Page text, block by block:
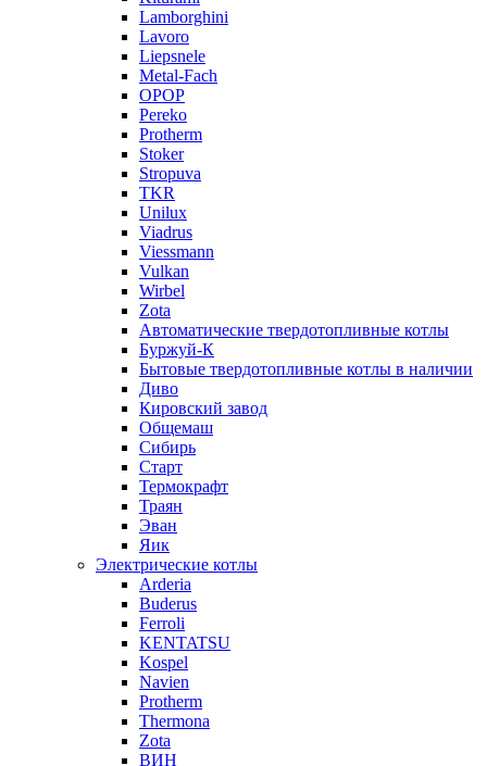
Lamborghini
Lavoro
Liepsnele
Metal-Fach
OPOP
Pereko
Protherm
Stoker
Stropuva
TKR
Unilux
Viadrus
Viessmann
Vulkan
Wirbel
Zota
Автоматические твердотопливные котлы
Буржуй-К
Бытовые твердотопливные котлы в наличии
Диво
Кировский завод
Общемаш
Сибирь
Старт
Термокрафт
Траян
Эван
Яик
Электрические котлы
Arderia
Buderus
Ferroli
KENTATSU
Kospel
Navien
Protherm
Thermona
Zota
ВИН